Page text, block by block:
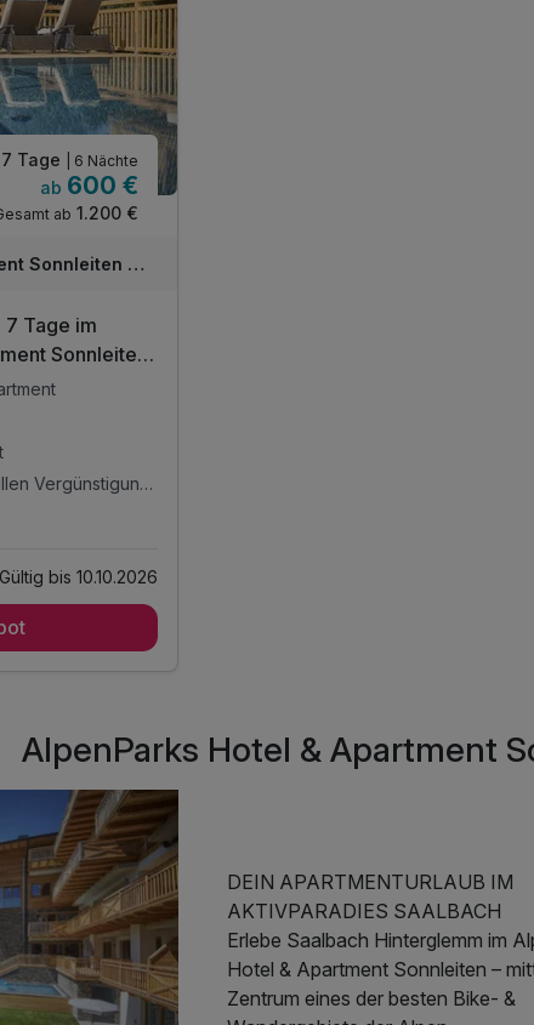
im Zimmer
7 Tage | 6 Nächte
ab 600 €
ab 1.200 €
AlpenParks Hotel & Apartment Sonnleiten Saalbach
7 Tage im
Sonnleiten
inkl. JOKER Card mit vielen tollen Vergünstigungen
im Zimmer
Gültig bis 10.10.2026
AlpenParks Hotel & Apartment
DEIN APARTMENTURLAUB IM
AKTIVPARADIES SAALBACH
Erlebe Saalbach Hinterglemm im
Hotel & Apartment Sonnleiten –
Zentrum eines der besten Bike- &